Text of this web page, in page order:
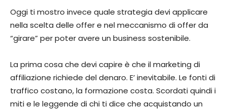
Oggi ti mostro invece quale strategia devi applicare
nella scelta delle offer e nel meccanismo di offer da
“girare” per poter avere un business sostenibile.
La prima cosa che devi capire è che il marketing di
affiliazione richiede del denaro. E’ inevitabile. Le fonti di
traffico costano, la formazione costa. Scordati quindi i
miti e le leggende di chi ti dice che acquistando un